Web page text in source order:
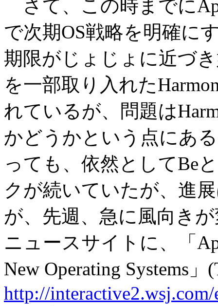
さて、この時までに
で次期OS戦略を明確に
期限がじょじょに近づ
を一部取り入れた
れているが、問題は
かどうかという点にあ
っても、依然としてBe
クが続いていたが、進
が、先週、急に風向き
ニュースサイトに、「
New Operating Systems
http://interactive2.wsj.com/